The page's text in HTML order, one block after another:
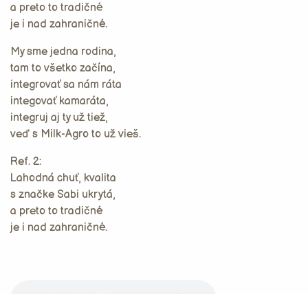
a preto to tradičné
je i nad zahraničné.
My sme jedna rodina,
tam to všetko začína,
integrovať sa nám ráta
integovať kamaráta,
integruj aj ty už tiež,
veď s Milk-Agro to už vieš.
Ref. 2:
Lahodná chuť, kvalita
s značke Sabi ukrytá,
a preto to tradičné
je i nad zahraničné.